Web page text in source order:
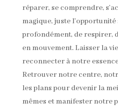
réparer, se comprendre,
magique, juste
profondément, de respirer,
en mouvement. Laisser la
reconnecter à notre
Retrouver notre centre,
les plans pour devenir la
mêmes et manifester notre